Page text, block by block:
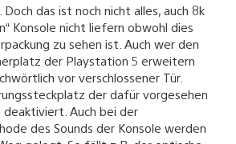
das ist noch nicht alles, auch 8k
Konsole nicht liefern obwohl dies
zu sehen ist. Auch wer den
der Playstation 5 erweitern
vor verschlossener Tür.
der dafür vorgesehen
Auch bei der
des Sounds der Konsole werden